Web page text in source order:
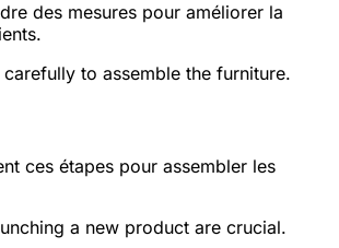
des mesures pour améliorer la
to assemble the furniture.
ces étapes pour assembler les
a new product are crucial.